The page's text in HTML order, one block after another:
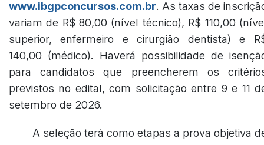
www.ibgpconcursos.com.br. As taxas de
variam de R$ 80,00 (nível técnico), R$ 110,00
superior, enfermeiro e cirurgião dentista) e
140,00 (médico). Haverá possibilidade de
para candidatos que preencherem os
previstos no edital, com solicitação entre 9 e 11
setembro de 2026.
A seleção terá como etapas a prova objetiva